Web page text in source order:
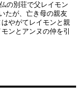
の別荘で父レイモン
たが、亡き母の親友
やがてレイモンと親
ンとアンヌの仲を引